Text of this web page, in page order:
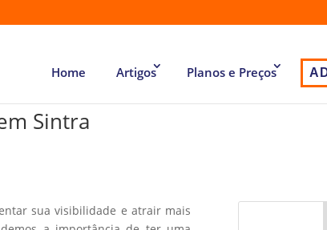
Home Artigos Planos e Preços
Sintra
sua visibilidade e atrair mais